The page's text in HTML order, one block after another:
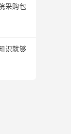
采购包
识就够